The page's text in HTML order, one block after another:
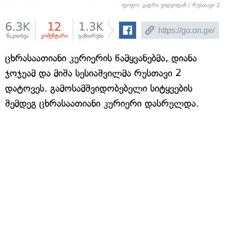
ფოტო: კადრი ვიდეოდან / რუსთავი 2
6.3K
წაკითხვა
12
კომენტარი
1.3K
გაზიარება
ცხრასაათიანი კურიერის წამყვანებმა, დიანა
ჯოჯუამ და მიშა სესიაშვილმა რუსთავი 2
დატოვეს. გამოსამშვიდობებელი სიტყვების
შემდეგ ცხრასაათიანი კურიერი დასრულდა.